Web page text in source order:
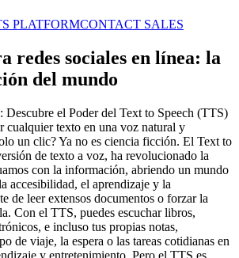
PLATFORMCONTACT SALES
redes sociales en línea: la
del mundo
Descubre el Poder del Text to Speech (TTS)
cualquier texto en una voz natural y
un clic? Ya no es ciencia ficción. El Text to
de texto a voz, ha revolucionado la
con la información, abriendo un mundo
accesibilidad, el aprendizaje y la
de leer extensos documentos o forzar la
Con el TTS, puedes escuchar libros,
e incluso tus propias notas,
de viaje, la espera o las tareas cotidianas en